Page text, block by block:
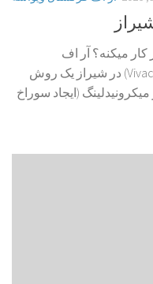
میکنه؟ آر اف
فرکشنال ویواسه (Vivace Rf Microneedling) در شیراز یک روش
(ایجاد سوراخ